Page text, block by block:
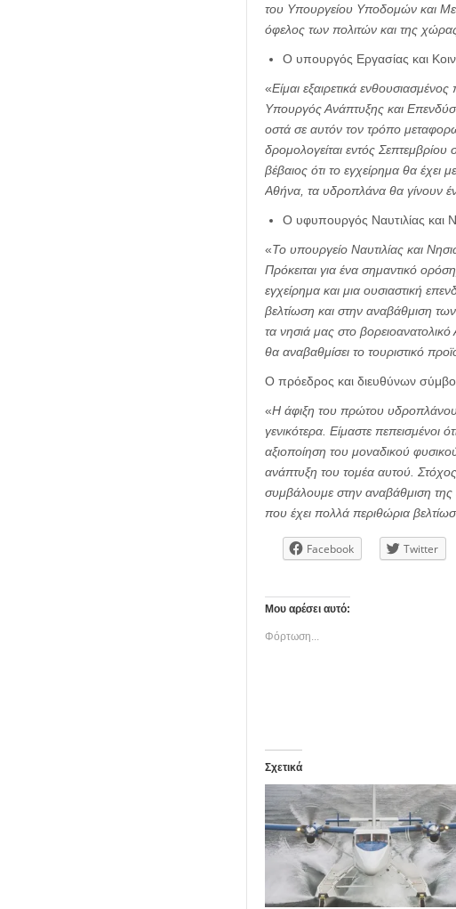
του Υπουργείου Υποδομών και
όφελος των πολιτών και της
Ο υπουργός Εργασίας και
«Είμαι εξαιρετικά
Υπουργός Ανάπτυξης και
οστά σε αυτόν τον τρόπο
δρομολογείται εντός
βέβαιος ότι το εγχείρημα θα έχει
Αθήνα, τα υδροπλάνα θα γίνουν
Ο υφυπουργός Ναυτιλίας και
«Το υπουργείο Ναυτιλίας και
Πρόκειται για ένα σημαντικό
εγχείρημα και μια ουσιαστική
βελτίωση και στην αναβάθμιση
τα νησιά μας στο
θα αναβαθμίσει το τουριστικό
Ο πρόεδρος και διευθύνων
«Η άφιξη του πρώτου υδροπλάνου
γενικότερα. Είμαστε
αξιοποίηση του μοναδικού
ανάπτυξη του τομέα αυτού. Στόχος
συμβάλουμε στην αναβάθμιση της
που έχει πολλά περιθώρια
Facebook Twitter
Μου αρέσει αυτό:
Φόρτωση...
Σχετικά